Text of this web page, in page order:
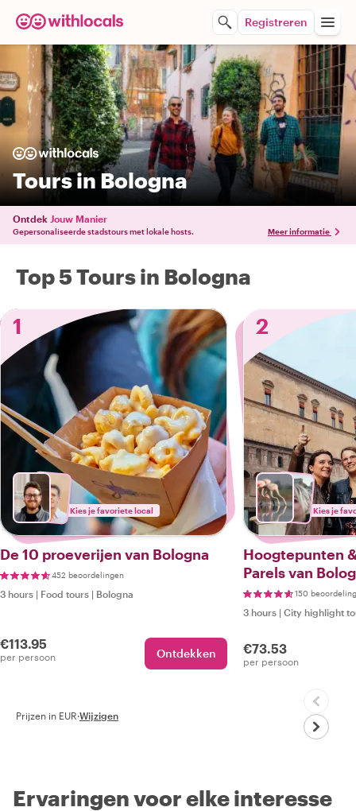
Registreren
Tours in Bologna
Ontdek Jouw Manier
Gepersonaliseerde stadstours met lokale hosts. Meer informatie
Top 5 Tours in Bologna
1
Kies je favoriete local
De 10 proeverijen van Bologna
452 beoordelingen
3 hours | Food tours | Bologna
€113.95
per persoon Ontdekken
2
Kies je
Hoogtepunten
Parels van
150
3 hours | City highlight
€73.53
per persoon
Prijzen in EUR·Wijzigen
Ervaringen voor elke interesse